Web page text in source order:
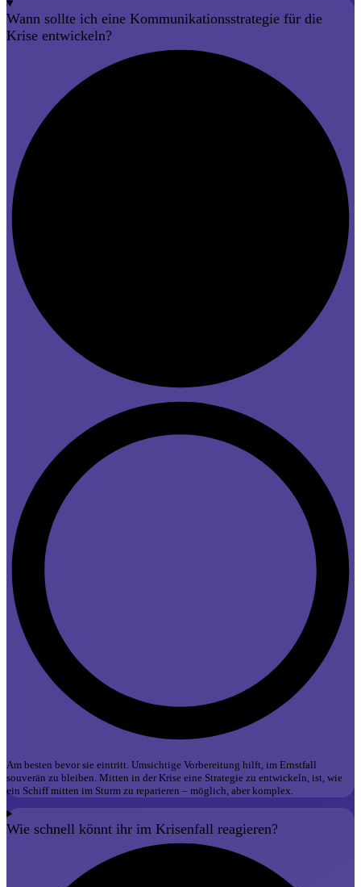
Wann sollte ich eine Kommunikationsstrategie für die
Krise entwickeln?
Am besten bevor sie eintritt. Umsichtige Vorbereitung hilft, im Ernstfall
souverän zu bleiben. Mitten in der Krise eine Strategie zu entwickeln, ist, wie
ein Schiff mitten im Sturm zu reparieren – möglich, aber komplex.
Wie schnell könnt ihr im Krisenfall reagieren?